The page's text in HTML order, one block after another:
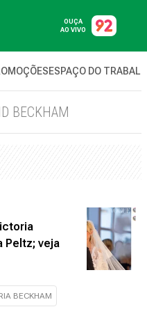
OUÇA
AO VIVO
ESPAÇO DO
BECKHAM
Peltz; veja
BECKHAM